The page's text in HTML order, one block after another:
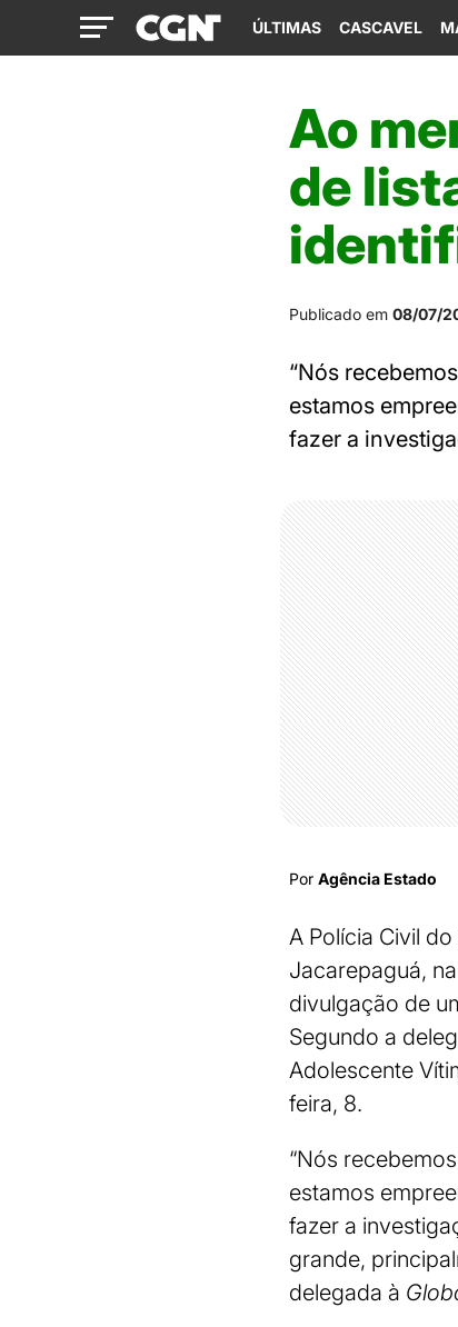
ÚLTIMAS CASCAVEL
Ao
de
Publicado em 08/07/
“Nós
estamos
fazer a
Por Agência Estado
A Polícia Civil
Jacarepaguá,
divulgação de
Segundo a
Adolescente
feira, 8.
“Nós
estamos
fazer a
grande,
delegada à